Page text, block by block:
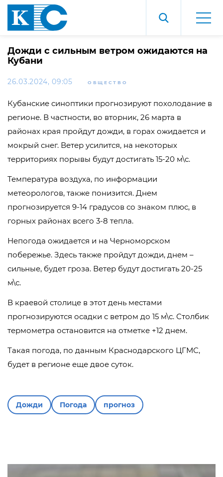
Дожди с сильным ветром ожидаются на
Кубани
26.03.2024, 09:05 ОБЩЕСТВО
Кубанские синоптики прогнозируют похолодание в
регионе. В частности, во вторник, 26 марта в
районах края пройдут дожди, в горах ожидается и
мокрый снег. Ветер усилится, на некоторых
территориях порывы будут достигать 15-20 м\с.
Температура воздуха, по информации
метеорологов, также понизится. Днем
прогнозируется 9-14 градусов со знаком плюс, в
горных районах всего 3-8 тепла.
Непогода ожидается и на Черноморском
побережье. Здесь также пройдут дожди, днем –
сильные, будет гроза. Ветер будут достигать 20-25
м\с.
В краевой столице в этот день местами
прогнозируются осадки с ветром до 15 м\с. Столбик
термометра остановится на отметке +12 днем.
Такая погода, по данным Краснодарского ЦГМС,
будет в регионе еще двое суток.
Дожди Погода прогноз